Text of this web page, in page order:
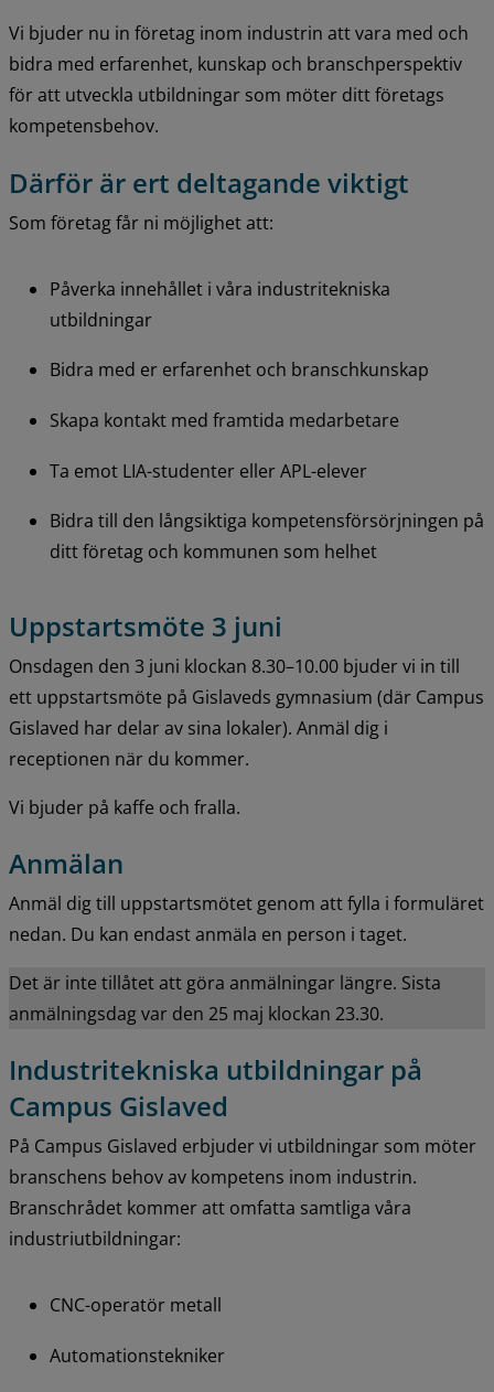
Vi bjuder nu in företag inom industrin att vara med och
bidra med erfarenhet, kunskap och branschperspektiv
för att utveckla utbildningar som möter ditt företags
kompetensbehov.
Därför är ert deltagande viktigt
Som företag får ni möjlighet att:
Påverka innehållet i våra industritekniska
utbildningar
Bidra med er erfarenhet och branschkunskap
Skapa kontakt med framtida medarbetare
Ta emot LIA-studenter eller APL-elever
Bidra till den långsiktiga kompetensförsörjningen på
ditt företag och kommunen som helhet
Uppstartsmöte 3 juni
Onsdagen den 3 juni klockan 8.30–10.00 bjuder vi in till
ett uppstartsmöte på Gislaveds gymnasium (där Campus
Gislaved har delar av sina lokaler). Anmäl dig i
receptionen när du kommer.
Vi bjuder på kaffe och fralla.
Anmälan
Anmäl dig till uppstartsmötet genom att fylla i formuläret
nedan. Du kan endast anmäla en person i taget.
Det är inte tillåtet att göra anmälningar längre. Sista
anmälningsdag var den 25 maj klockan 23.30.
Industritekniska utbildningar på
Campus Gislaved
På Campus Gislaved erbjuder vi utbildningar som möter
branschens behov av kompetens inom industrin.
Branschrådet kommer att omfatta samtliga våra
industriutbildningar:
CNC-operatör metall
Automationstekniker